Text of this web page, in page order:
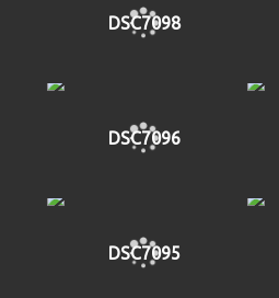
DSC7098
DSC7096
DSC7095